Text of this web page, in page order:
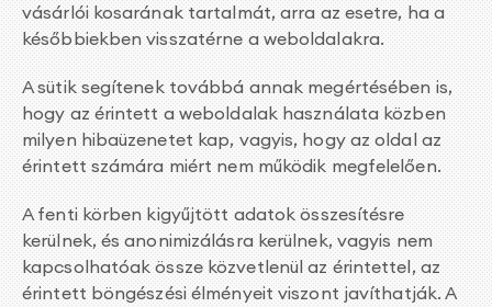
vásárlói kosarának tartalmát, arra az esetre, ha a
későbbiekben visszatérne a weboldalakra.
A sütik segítenek továbbá annak megértésében is,
hogy az érintett a weboldalak használata közben
milyen hibaüzenetet kap, vagyis, hogy az oldal az
érintett számára miért nem működik megfelelően.
A fenti körben kigyűjtött adatok összesítésre
kerülnek, és anonimizálásra kerülnek, vagyis nem
kapcsolhatóak össze közvetlenül az érintettel, az
érintett böngészési élményeit viszont javíthatják. A